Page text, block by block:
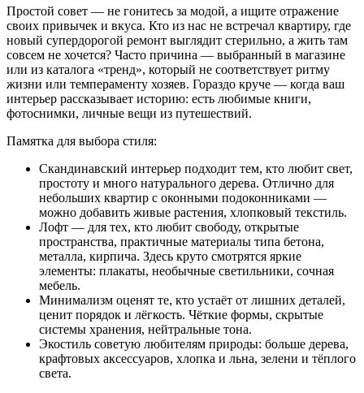
Простой совет — не гонитесь за модой, а ищите отражение
своих привычек и вкуса. Кто из нас не встречал квартиру, где
новый супердорогой ремонт выглядит стерильно, а жить там
совсем не хочется? Часто причина — выбранный в магазине
или из каталога «тренд», который не соответствует ритму
жизни или темпераменту хозяев. Гораздо круче — когда ваш
интерьер рассказывает историю: есть любимые книги,
фотоснимки, личные вещи из путешествий.
Памятка для выбора стиля:
Скандинавский интерьер подходит тем, кто любит свет,
простоту и много натурального дерева. Отлично для
небольших квартир с оконными подоконниками —
можно добавить живые растения, хлопковый текстиль.
Лофт — для тех, кто любит свободу, открытые
пространства, практичные материалы типа бетона,
металла, кирпича. Здесь круто смотрятся яркие
элементы: плакаты, необычные светильники, сочная
мебель.
Минимализм оценят те, кто устаёт от лишних деталей,
ценит порядок и лёгкость. Чёткие формы, скрытые
системы хранения, нейтральные тона.
Экостиль советую любителям природы: больше дерева,
крафтовых аксессуаров, хлопка и льна, зелени и тёплого
света.